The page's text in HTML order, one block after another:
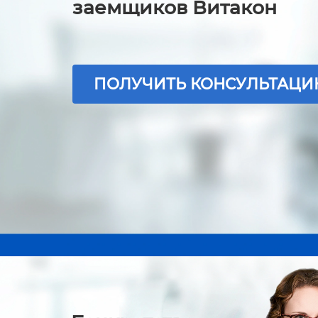
заемщиков Витакон
ПОЛУЧИТЬ